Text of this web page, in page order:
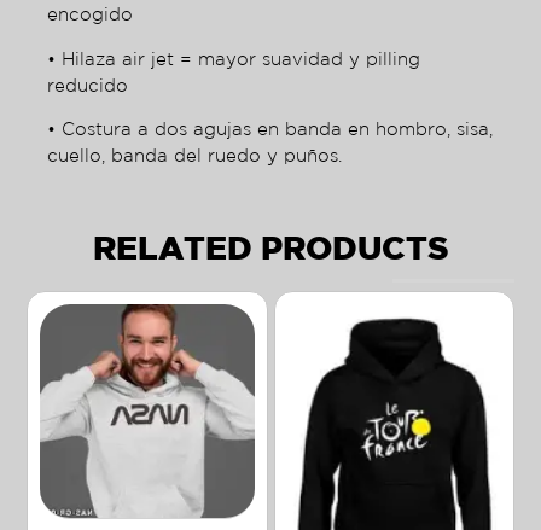
encogido
• Hilaza air jet = mayor suavidad y pilling
reducido
• Costura a dos agujas en banda en hombro, sisa,
cuello, banda del ruedo y puños.
RELATED PRODUCTS